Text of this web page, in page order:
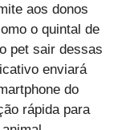
aos donos
o quintal de
pet sair dessas
enviará
do
rápida para